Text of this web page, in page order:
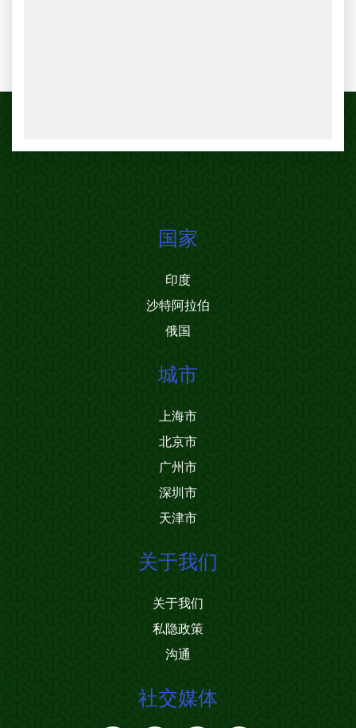
国家
印度
沙特阿拉伯
俄国
城市
上海市
北京市
广州市
深圳市
天津市
关于我们
关于我们
私隐政策
沟通
社交媒体